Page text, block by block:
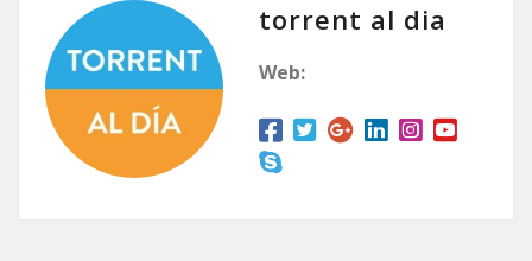
torrent al dia
Web: